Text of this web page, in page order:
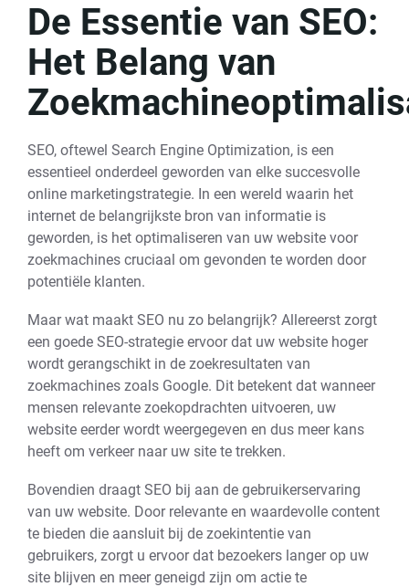
De Essentie van SEO:
Het Belang van
SEO, oftewel Search Engine Optimization, is een
essentieel onderdeel geworden van elke succesvolle
online marketingstrategie. In een wereld waarin het
internet de belangrijkste bron van informatie is
geworden, is het optimaliseren van uw website voor
zoekmachines cruciaal om gevonden te worden door
potentiële klanten.
Maar wat maakt SEO nu zo belangrijk? Allereerst zorgt
een goede SEO-strategie ervoor dat uw website hoger
wordt gerangschikt in de zoekresultaten van
zoekmachines zoals Google. Dit betekent dat wanneer
mensen relevante zoekopdrachten uitvoeren, uw
website eerder wordt weergegeven en dus meer kans
heeft om verkeer naar uw site te trekken.
Bovendien draagt SEO bij aan de gebruikerservaring
van uw website. Door relevante en waardevolle content
te bieden die aansluit bij de zoekintentie van
gebruikers, zorgt u ervoor dat bezoekers langer op uw
site blijven en meer geneigd zijn om actie te